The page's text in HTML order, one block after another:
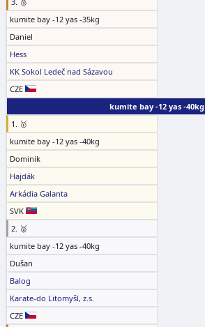
kumite bay -12 yas -35kg
Daniel
Hess
KK Sokol Ledeč nad Sázavou
CZE
kumite bay -12 yas -40kg
1. 🥇
kumite bay -12 yas -40kg
Dominik
Hajdák
Arkádia Galanta
SVK
2. 🥈
kumite bay -12 yas -40kg
Dušan
Balog
Karate-do Litomyšl, z.s.
CZE